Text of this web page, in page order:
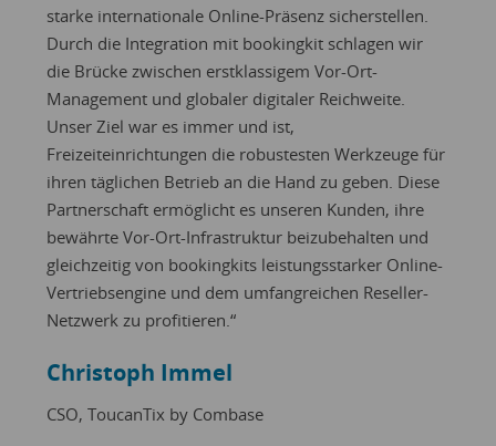
starke internationale Online-Präsenz sicherstellen.
Durch die Integration mit bookingkit schlagen wir
die Brücke zwischen erstklassigem Vor-Ort-
Management und globaler digitaler Reichweite.
Unser Ziel war es immer und ist,
Freizeiteinrichtungen die robustesten Werkzeuge für
ihren täglichen Betrieb an die Hand zu geben. Diese
Partnerschaft ermöglicht es unseren Kunden, ihre
bewährte Vor-Ort-Infrastruktur beizubehalten und
gleichzeitig von bookingkits leistungsstarker Online-
Vertriebsengine und dem umfangreichen Reseller-
Netzwerk zu profitieren.“
Christoph Immel
CSO, ToucanTix by Combase